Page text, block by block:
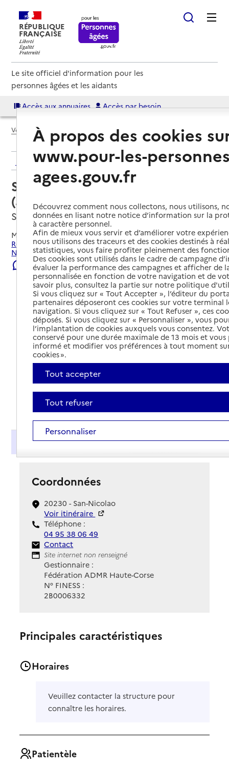
RÉPUBLIQUE
FRANÇAISE
Le site officiel d'information pour les
personnes âgées et les aidants
Accès aux annuaires Accès par besoin
Voir le fil d’Ariane
Retour aux résultats de l'annuaire
Service autonomie à domicile
(aide) – Services ADMR
San-Nicolao, HAUTE-CORSE
Mis à jour le06/08/2026
Rechercher les établissements et services autour de San-
Nicolao.
Signaler une erreur
Présentation
Coordonnées
20230 - San-Nicolao
Voir itinéraire
Téléphone :
04 95 38 06 49
Contact
Contact
Site Internet
Site internet non renseigné
Gestionnaire :
Fédération ADMR Haute-Corse
N° FINESS :
2B0006332
Principales caractéristiques
Horaires
Veuillez contacter la structure pour
connaître les horaires.
Patientèle
À propos des cookies
www.pour-les-
agees.gouv.fr
Découvrez comment nous collectons, nous utilisons,
données en lisant notre notice d’information sur la
à caractère personnel.
Afin de mieux vous servir et d’améliorer votre
nous utilisons des traceurs et des cookies destinés à
statistiques, vous faire profiter pleinement des
Des cookies sont utilisés dans le cadre de campagne
évaluer la performance des campagnes et afficher de
personnalisée en fonction de votre navigation et de
savoir plus, consultez la partie sur notre politique
Si vous cliquez sur « Tout Accepter », l’éditeur du
partenaires déposeront ces cookies sur votre terminal
navigation. Si vous cliquez sur « Tout Refuser », ces
déposés. Si vous cliquez sur « Personnaliser », vous
l’implantation de cookies auxquels vous consentez.
conservé pour une durée maximale de 13 mois et
informé et modifier vos préférences à tout moment
cookies ».
Tout accepter
Tout refuser
Personnaliser